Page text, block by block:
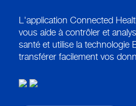
L'application Connected
vous aide à contrôler et
santé et utilise la technologie
transférer facilement vos